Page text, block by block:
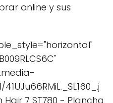
online y sus
7 ST780 - Plancha